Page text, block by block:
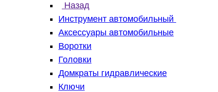
Назад
Инструмент автомобильный
Аксессуары автомобильные
Воротки
Головки
Домкраты гидравлические
Ключи